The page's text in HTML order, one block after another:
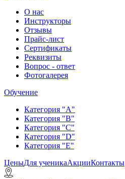
О нас
Инструкторы
Отзывы
Прайс-лист
Сертификаты
Реквизиты
Вопрос - ответ
Фотогалерея
Обучение
Категория "A"
Категория "B"
Категория "C"
Категория "D"
Категория "E"
ЦеныДля ученикаАкцииКонтакты